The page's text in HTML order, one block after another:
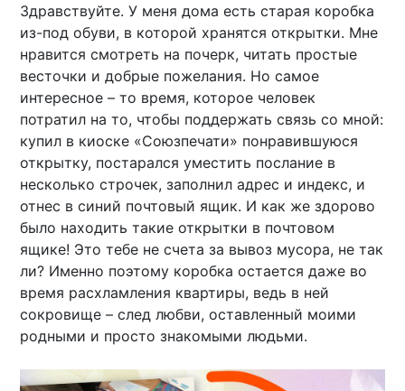
Здравствуйте. У меня дома есть старая коробка
из-под обуви, в которой хранятся открытки. Мне
нравится смотреть на почерк, читать простые
весточки и добрые пожелания. Но самое
интересное – то время, которое человек
потратил на то, чтобы поддержать связь со мной:
купил в киоске «Союзпечати» понравившуюся
открытку, постарался уместить послание в
несколько строчек, заполнил адрес и индекс, и
отнес в синий почтовый ящик. И как же здорово
было находить такие открытки в почтовом
ящике! Это тебе не счета за вывоз мусора, не так
ли? Именно поэтому коробка остается даже во
время расхламления квартиры, ведь в ней
сокровище – след любви, оставленный моими
родными и просто знакомыми людьми.